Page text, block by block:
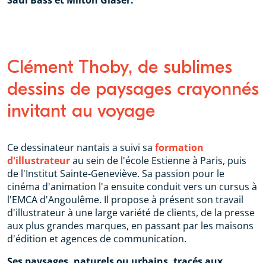
Clément Thoby, de sublimes
dessins de paysages crayonnés
invitant au voyage
Ce dessinateur nantais a suivi sa formation
d'illustrateurau sein de l'école Estienne à Paris, puis
de l'Institut Sainte-Geneviève. Sa passion pour le
cinéma d'animation l'a ensuite conduit vers un cursus à
l'EMCA d'Angoulême. Il propose à présent son travail
d'illustrateur à une large variété de clients, de la presse
aux plus grandes marques, en passant par les maisons
d'édition et agences de communication.